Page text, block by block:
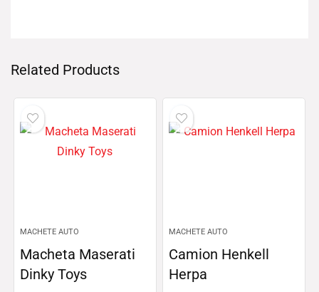
Related Products
MACHETE AUTO
Macheta Maserati
Dinky Toys
MACHETE AUTO
Camion Henkell
Herpa